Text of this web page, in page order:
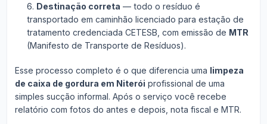
Destinação correta — todo o resíduo é
transportado em caminhão licenciado para estação de
tratamento credenciada CETESB, com emissão de MTR
(Manifesto de Transporte de Resíduos).
Esse processo completo é o que diferencia uma limpeza
de caixa de gordura em Niterói profissional de uma
simples sucção informal. Após o serviço você recebe
relatório com fotos do antes e depois, nota fiscal e MTR.